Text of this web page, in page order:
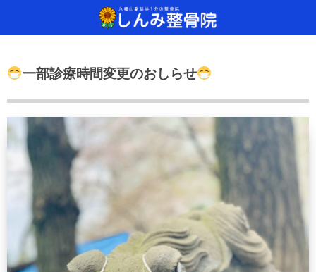
一部診療時間変更のおしらせ
しんみ整骨院へようこそ
ご来院から施術、その後の流れ
通常予約・自費診療について
どんな治療をするの？
手（痛気持ち